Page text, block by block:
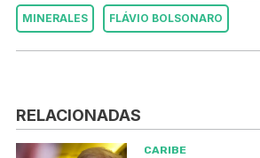
MINERALES FLÁVIO BOLSONARO
RELACIONADAS
CARIBE